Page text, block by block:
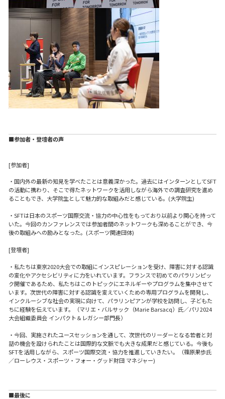
■参加者・登壇者の声
[参加者]
・国内外の最新の知見を学べたことは意義深かった。過去にはインターンとしてSFT
の活動に携わり、そこで得たネットワークを活用しながら海外での調査研究を進め
ることもでき、大学院生として魅力的な取組みだと感じている。(大学院生)
・SFTは日本のスポーツ国際交流・協力の中心性をもっており以前より関心を持って
いた。今回のカンファレンスでは参加者間のネットワークも深めることができ、今
後の取組みへの励みとなった。(スポーツ関連団体)
[登壇者]
・私たちは東京2020大会での取組にインスピレーションを受け、障害に対する認識
の変化やアクセシビリティに力をいれています。フランスで初めてのパラリンピッ
ク開催であるため、私たちはこのトピックにエネルギーやプログラムを集中させて
います。次世代の障害に対する認識を変えていくための専用プログラムを開発し、
インクルーシブな社会の実現に向けて、パラリンピアンが学校を訪問し、子どもた
ちに経験を伝えています。（マリエ・バルサック（Marie Barsacq）氏／パリ2024
大会組織委員会 インパクト＆レガシー部門長）
・今回、実施されたユースセッションを通して、次世代のリーダーとなる若者と対
話の機会を設けられたことは国際的な文脈でも大きな成果だと感じている。今後も
SFTを活用しながら、スポーツ国際交流・協力を推進していきたい。（篠原果歩氏
／ローレウス・スポーツ・フォー・グッド財団 マネジャー)
■最後に